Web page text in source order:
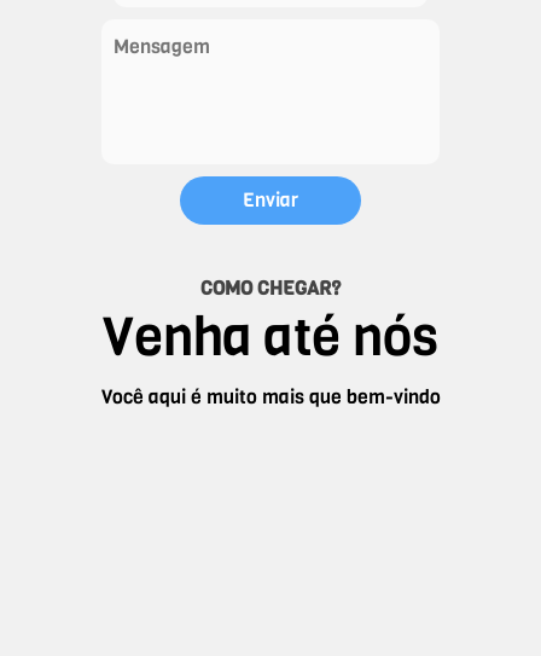
COMO CHEGAR?
Venha até nós
Você aqui é muito mais que bem-vindo